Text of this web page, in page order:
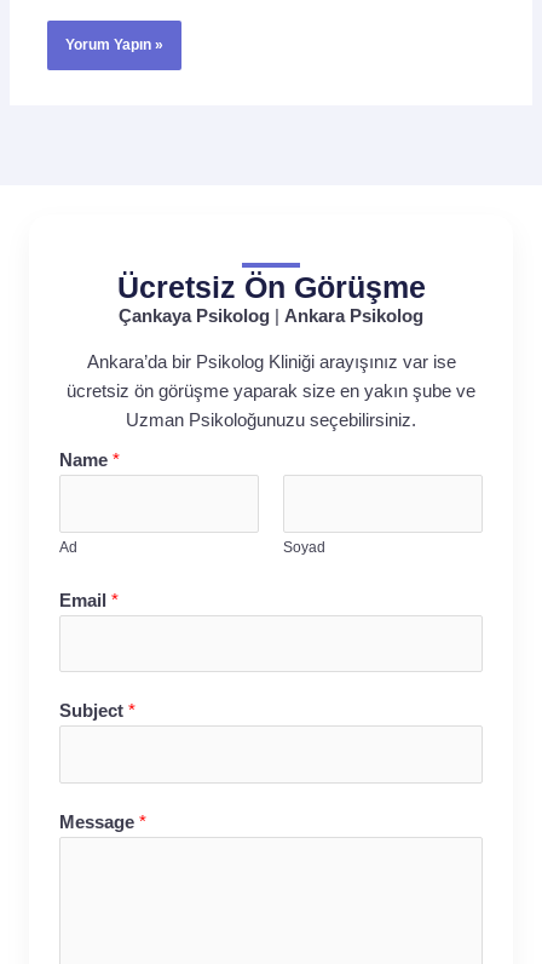
Ücretsiz Ön Görüşme
Çankaya Psikolog | Ankara Psikolog
Ankara’da bir Psikolog Kliniği arayışınız var ise
ücretsiz ön görüşme yaparak size en yakın şube ve
Uzman Psikoloğunuzu seçebilirsiniz.
Name *
Ad Soyad
Email *
Subject *
Message *